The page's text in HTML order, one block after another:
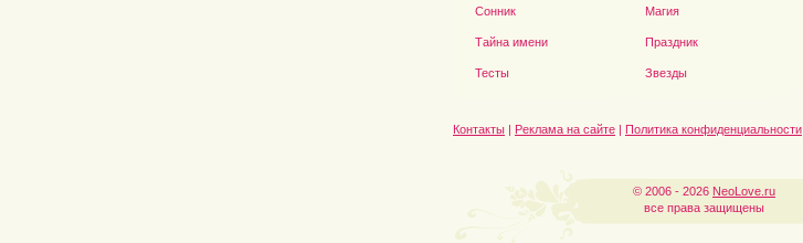
Сонник
Тайна имени
Тесты
Магия
Праздник
Звезды
Контакты | Реклама на сайте | Политика конфиденциальности
© 2006 - 2026 NeoLove.ru
все права защищены